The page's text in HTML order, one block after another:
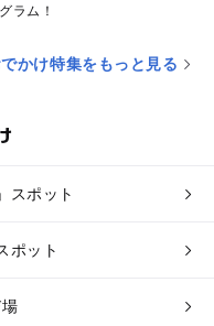
ラム！
かけ特集をもっと見る
スポット
ポット